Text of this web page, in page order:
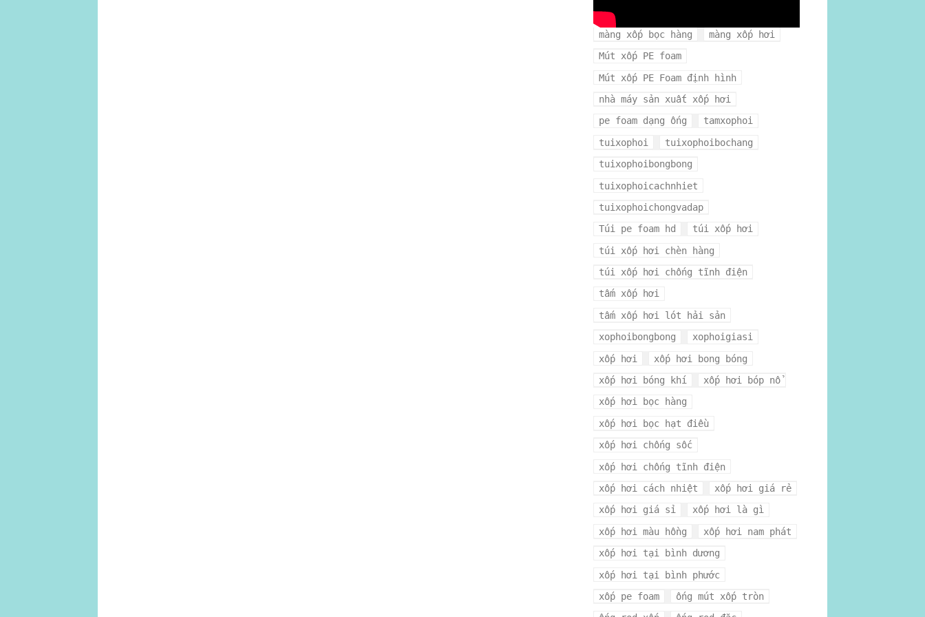
mangxophoi
màng xốp bọc hàng
màng xốp hơi
Mút xốp PE foam
Mút xốp PE Foam định hình
nhà máy sản xuất xốp hơi
pe foam dạng ống
tamxophoi
tuixophoi
tuixophoibochang
tuixophoibongbong
tuixophoicachnhiet
tuixophoichongvadap
Túi pe foam hd
túi xốp hơi
túi xốp hơi chèn hàng
túi xốp hơi chống tĩnh điện
tấm xốp hơi
tấm xốp hơi lót hải sản
xophoibongbong
xophoigiasi
xốp hơi
xốp hơi bong bóng
xốp hơi bóng khí
xốp hơi bóp nổ
xốp hơi bọc hàng
xốp hơi bọc hạt điều
xốp hơi chống sốc
xốp hơi chống tĩnh điện
xốp hơi cách nhiệt
xốp hơi giá rẻ
xốp hơi giá sỉ
xốp hơi là gì
xốp hơi màu hồng
xốp hơi nam phát
xốp hơi tại bình dương
xốp hơi tại bình phước
xốp pe foam
ống mút xốp tròn